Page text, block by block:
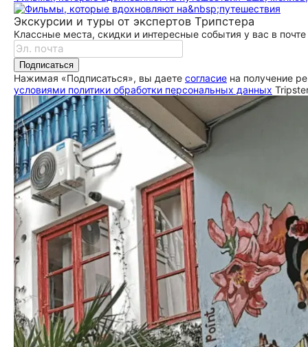
Экскурсии и туры от экспертов Трипстера
Классные места, скидки и интересные события у вас в почте
Подписаться
Нажимая «Подписаться», вы даете согласие на получение
условиями политики обработки персональных данных